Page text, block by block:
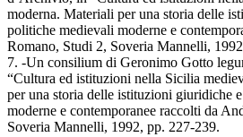
moderna. Materiali per una storia delle
politiche medievali moderne e
Romano, Studi 2, Soveria Mannelli,
7. -Un consilium di Geronimo Gotto
“Cultura ed istituzioni nella Sicilia
per una storia delle istituzioni giuridiche
moderne e contemporanee raccolti da
Soveria Mannelli, 1992, pp. 227-239.